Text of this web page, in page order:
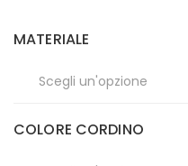
MATERIALE
COLORE CORDINO